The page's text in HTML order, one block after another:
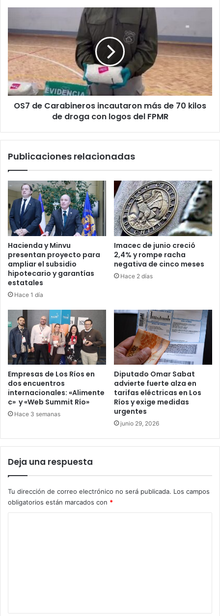
cobro
sin
realizar
Carabineros
incautaron
más
de
70
kilos
de
droga
OS7 de Carabineros incautaron más de 70 kilos
de droga con logos del FPMR
Publicaciones relacionadas
Hacienda y Minvu
presentan proyecto para
ampliar el subsidio
hipotecario y garantías
estatales
Hace 1 día
Imacec de junio creció
2,4% y rompe racha
negativa de cinco meses
Hace 2 días
Empresas de Los Ríos en
dos encuentros
internacionales: «Alimente
c» y «Web Summit Río»
Hace 3 semanas
Diputado Omar Sabat
advierte fuerte alza en
tarifas eléctricas en Los
Ríos y exige medidas
urgentes
junio 29, 2026
Deja una respuesta
Tu dirección de correo electrónico no será publicada. Los campos
obligatorios están marcados con *